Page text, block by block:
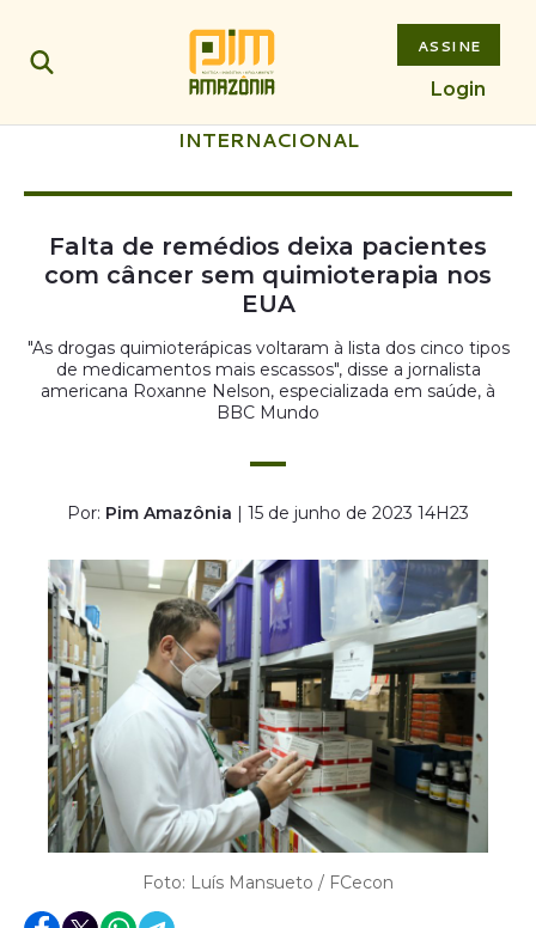
ASSINE
Login
INTERNACIONAL
Falta de remédios deixa pacientes
com câncer sem quimioterapia nos
EUA
"As drogas quimioterápicas voltaram à lista dos cinco tipos
de medicamentos mais escassos", disse a jornalista
americana Roxanne Nelson, especializada em saúde, à
BBC Mundo
Por: Pim Amazônia | 15 de junho de 2023 14H23
Foto: Luís Mansueto / FCecon